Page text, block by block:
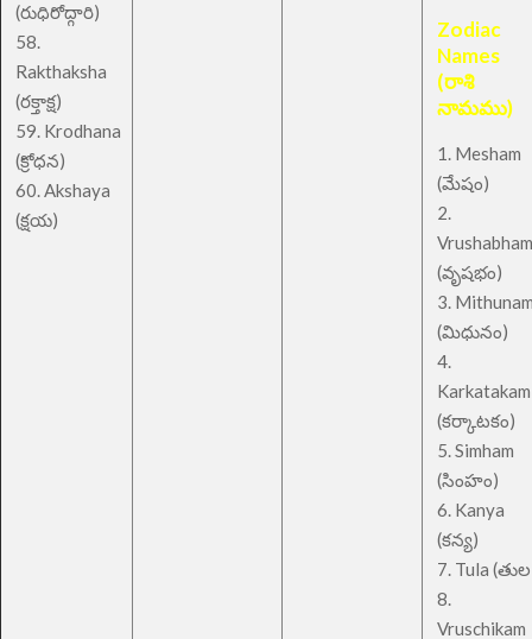
(రుధిరోద్గారి)
58.
Rakthaksha
(రక్తాక్ష)
59. Krodhana
(క్రోధన)
60. Akshaya
(క్షయ)
Zodiac
Names
(రాశి
నామము)
1. Mesham
(మేషం)
2.
Vrushabham
(వృషభం)
3.
(మిధునం)
4.
Karkatakam
(కర్కాటకం)
5. Simham
(సింహం)
6. Kanya
(కన్య)
7. Tula
8.
Vruschikam